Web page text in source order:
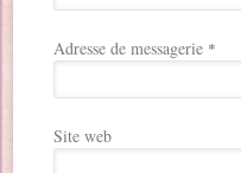
Adresse de messagerie *
Site web